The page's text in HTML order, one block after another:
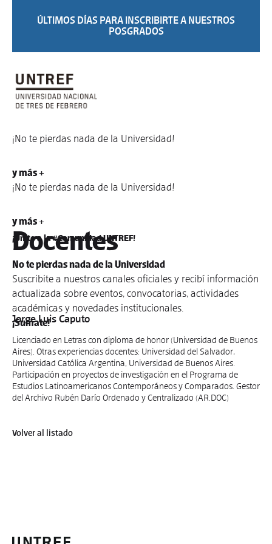
ÚLTIMOS DÍAS PARA INSCRIBIRTE A NUESTROS
POSGRADOS
¡No te pierdas nada de la Universidad!
y más +
¡No te pierdas nada de la Universidad!
y más +
¡Unite a la #Comunidad UNTREF!
No te pierdas nada de la Universidad
Suscribite a nuestros canales oficiales y recibí información
actualizada sobre eventos, convocatorias, actividades
académicas y novedades institucionales.
¡Sumate!
Docentes
Jorge Luis Caputo
Licenciado en Letras con diploma de honor (Universidad de Buenos
Aires). Otras experiencias docentes: Universidad del Salvador,
Universidad Católica Argentina, Universidad de Buenos Aires.
Participación en proyectos de investigación en el Programa de
Estudios Latinoamericanos Contemporáneos y Comparados. Gestor
del Archivo Rubén Darío Ordenado y Centralizado (AR.DOC)
Volver al listado